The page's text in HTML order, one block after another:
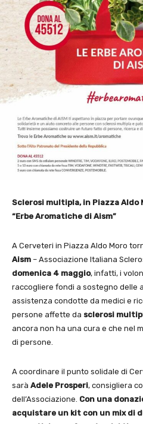
Sclerosi multipla, in Piazza Aldo
“Erbe Aromatiche di Aism”
A Cerveteri in Piazza Aldo Moro
Aism – Associazione Italiana
domenica 4 maggio, infatti, i
raccogliere fondi a sostegno delle
assistenza condotte da medici e
persone affette da sclerosi
ancora non ha una cura e che nel
di persone.
A coordinare il punto solidale di
sarà Adele Prosperi, consigliera
dell’Associazione. Con una
acquistare un kit con un mix di